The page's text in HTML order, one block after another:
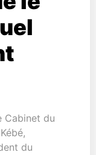
Cabinet du
du